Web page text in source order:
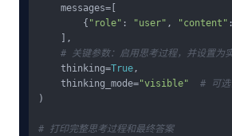
    messages=[
        {
"role" : "user" , "content"
    ],
# 关键参数：启用思考过程，并设置为
    thinking=
True,
    thinking_mode=
"visible"
# 可
)
# 打印完整思考过程和最终答案